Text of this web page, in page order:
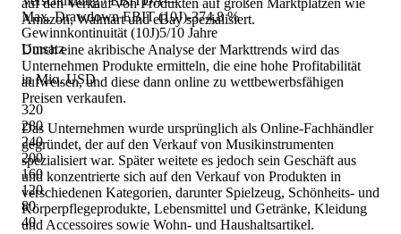
Max. Drawdown EBIT (10J)-374,8 %
Gewinnkontinuität (10J)5/10 Jahre
Umsatz
in Mio. USD
320
280
240
200
160
120
80
40
auf den Verkauf von Produkten auf großen Marktplätzen wie
Amazon, Walmart und eBay spezialisiert.
Durch eine akribische Analyse der Markttrends wird das
Unternehmen Produkte ermitteln, die eine hohe Profitabilität
aufweisen, und diese dann online zu wettbewerbsfähigen
Preisen verkaufen.
Das Unternehmen wurde ursprünglich als Online-Fachhändler
gegründet, der auf den Verkauf von Musikinstrumenten
spezialisiert war. Später weitete es jedoch sein Geschäft aus
und konzentrierte sich auf den Verkauf von Produkten in
verschiedenen Kategorien, darunter Spielzeug, Schönheits- und
Körperpflegeprodukte, Lebensmittel und Getränke, Kleidung
und Accessoires sowie Wohn- und Haushaltsartikel.